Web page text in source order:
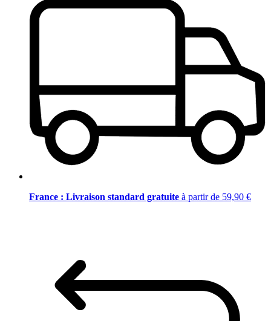
France : Livraison standard gratuite à partir de 59,90 €